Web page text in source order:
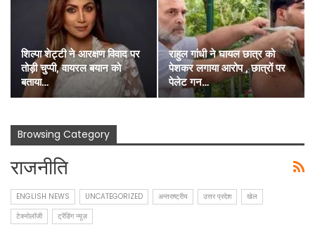
शिल्पा शेट्टी ने आरक्षण विवाद पर
तोड़ी चुप्पी, वायरल बयान को
बताया…
राहुल गांधी ने घायल छात्र को
पेशकर लगाया आरोप , छात्रों पर
पेलेट गन…
Browsing Category
राजनीति
ENGLISH NEWS UNCATEGORIZED अन्तराष्ट्रीय उत्तर प्रदेश
खेल
टेक्नोलॉजी
ट्रेंडिंग न्यूज़